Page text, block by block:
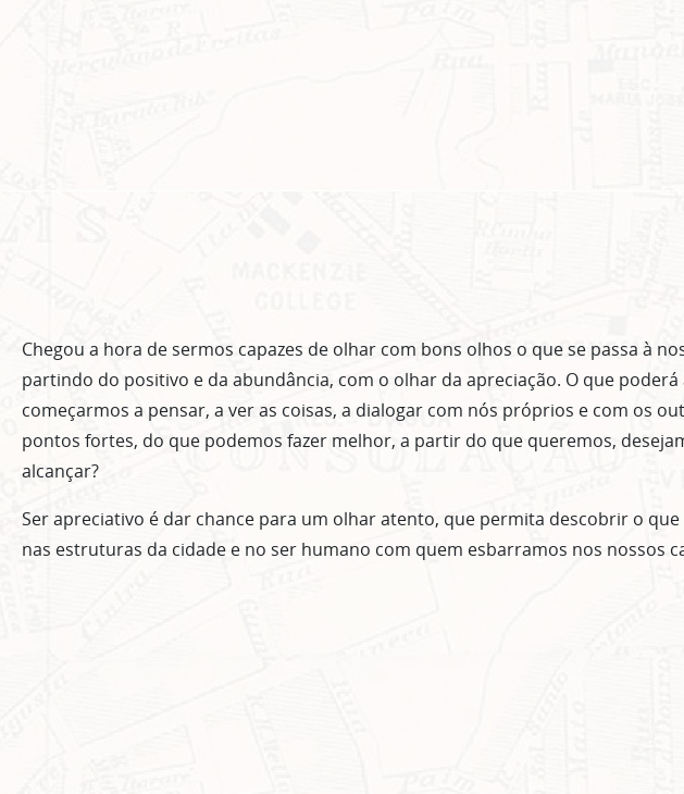
Chegou a hora de sermos capazes de olhar com bons olhos o que se passa à
partindo do positivo e da abundância, com o olhar da apreciação. O que poderá
começarmos a pensar, a ver as coisas, a dialogar com nós próprios e com os
pontos fortes, do que podemos fazer melhor, a partir do que queremos,
alcançar?
Ser apreciativo é dar chance para um olhar atento, que permita descobrir o que
nas estruturas da cidade e no ser humano com quem esbarramos nos nossos